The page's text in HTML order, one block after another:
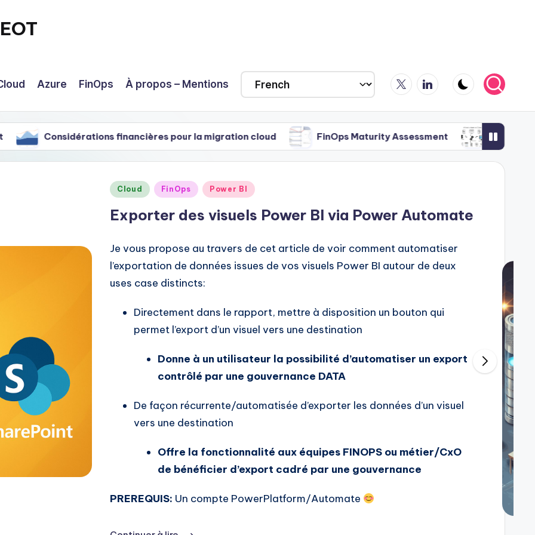
Azure FinOps À propos – Mentions X LinkedIn
financières pour la migration cloud FinOps Maturity Assessment TERRAFORMER: du
Posted
Cloud FinOps Power BI
Exporter des visuels Power BI via Power Automate
Je vous propose au travers de cet article de voir comment automatiser
l’exportation de données issues de vos visuels Power BI autour de deux
uses case distincts:
Directement dans le rapport, mettre à disposition un bouton qui
permet l’export d’un visuel vers une destination
Donne à un utilisateur la possibilité d’automatiser un export
contrôlé par une gouvernance DATA
De façon récurrente/automatisée d’exporter les données d’un visuel
vers une destination
Offre la fonctionnalité aux équipes FINOPS ou métier/CxO
de bénéficier d’export cadré par une gouvernance
PREREQUIS: Un compte PowerPlatform/Automate